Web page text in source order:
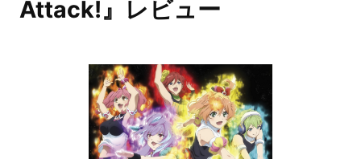
Attack!』レビュー